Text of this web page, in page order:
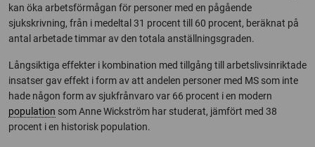
kan öka arbetsförmågan för personer med en pågående
sjukskrivning, från i medeltal 31 procent till 60 procent, beräknat på
antal arbetade timmar av den totala anställningsgraden.
Långsiktiga effekter i kombination med tillgång till arbetslivsinriktade
insatser gav effekt i form av att andelen personer med MS som inte
hade någon form av sjukfrånvaro var 66 procent i en modern
population som Anne Wickström har studerat, jämfört med 38
procent i en historisk population.